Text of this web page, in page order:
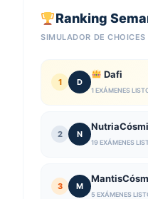
Ranking
SIMULADOR DE CHOICES
1 D
Dafi
1 EXÁMENES
2 N
19 EXÁMENES
3 M
5 EXÁMENES